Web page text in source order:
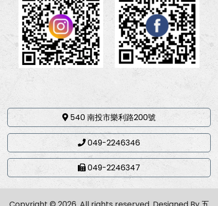
540 南投市樂利路200號
049-2246346
049-2246347